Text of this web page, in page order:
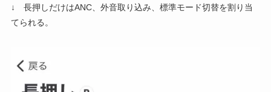
↓ 長押しだけはANC、外音取り込み、標準モード切替を割り当
てられる。